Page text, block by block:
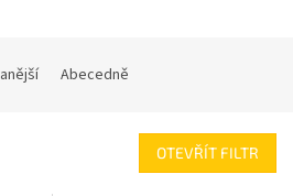
Abecedně
OTEVŘÍT FILTR